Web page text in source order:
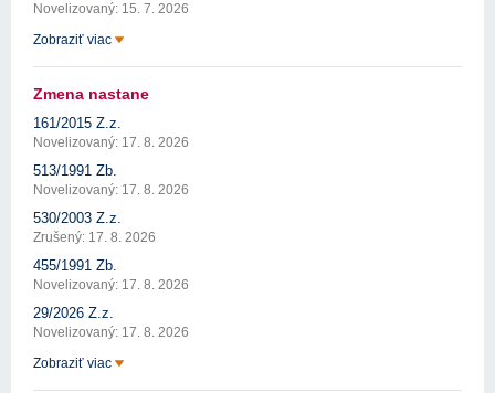
Novelizovaný: 15. 7. 2026
Zobraziť viac
Zmena nastane
161/2015 Z.z.
Novelizovaný: 17. 8. 2026
513/1991 Zb.
Novelizovaný: 17. 8. 2026
530/2003 Z.z.
Zrušený: 17. 8. 2026
455/1991 Zb.
Novelizovaný: 17. 8. 2026
29/2026 Z.z.
Novelizovaný: 17. 8. 2026
Zobraziť viac